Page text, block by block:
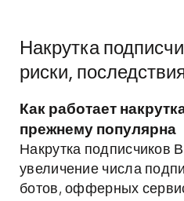
Накрутка
риски,
Как работает
прежнему популярна
Накрутка подписчиков
увеличение числа
ботов, офферных